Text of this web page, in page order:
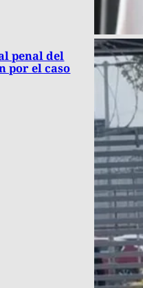
penal del
por el caso